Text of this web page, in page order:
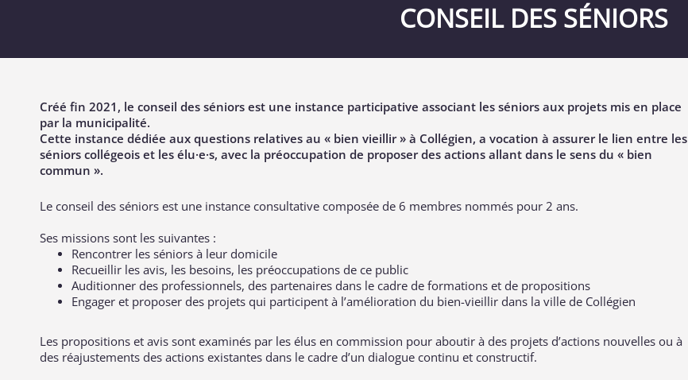
CONSEIL DES SÉNIORS
Créé fin 2021, le conseil des séniors est une instance participative associant les séniors aux projets mis en place
par la municipalité.
Cette instance dédiée aux questions relatives au « bien vieillir » à Collégien, a vocation à assurer le lien entre les
séniors collégeois et les élu·e·s, avec la préoccupation de proposer des actions allant dans le sens du « bien
commun ».
Le conseil des séniors est une instance consultative composée de 6 membres nommés pour 2 ans.
Ses missions sont les suivantes :
Rencontrer les séniors à leur domicile
Recueillir les avis, les besoins, les préoccupations de ce public
Auditionner des professionnels, des partenaires dans le cadre de formations et de propositions
Engager et proposer des projets qui participent à l’amélioration du bien-vieillir dans la ville de Collégien
Les propositions et avis sont examinés par les élus en commission pour aboutir à des projets d’actions nouvelles ou à
des réajustements des actions existantes dans le cadre d’un dialogue continu et constructif.